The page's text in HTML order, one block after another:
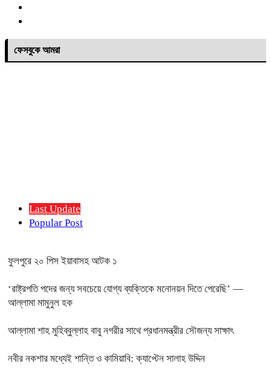
ফেসবুকে আমরা
Last Update
Popular Post
ফুলপুরে ২০ পিস ইয়াবাসহ আটক ১
‘রাষ্ট্রপতি পদের জন্য সবচেয়ে যোগ্য ব্যক্তিকে মনোনয়ন দিতে পেরেছি’ —
আল্লামা মামুনুল হক
আল্লামা শাহ মুহিব্বুল্লাহ বাবু নগরীর সাথে প্রধানমন্ত্রীর সৌজন্য সাক্ষাৎ
নবীর নকশার মধ্যেই শান্তি ও কামিয়াবি: ক্যাপ্টেন সালাহ উদ্দিন